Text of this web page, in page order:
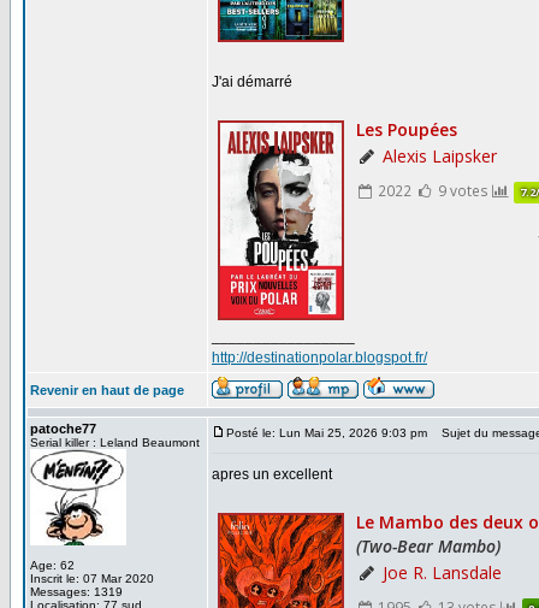
J'ai démarré
http://destinationpolar.blogspot.fr/
Revenir en haut de page
patoche77
Serial killer : Leland Beaumont
Age: 62
Inscrit le: 07 Mar 2020
Messages: 1319
Localisation: 77 sud
Posté le: Lun Mai 25, 2026 9:03 pm Sujet du
apres un excellent